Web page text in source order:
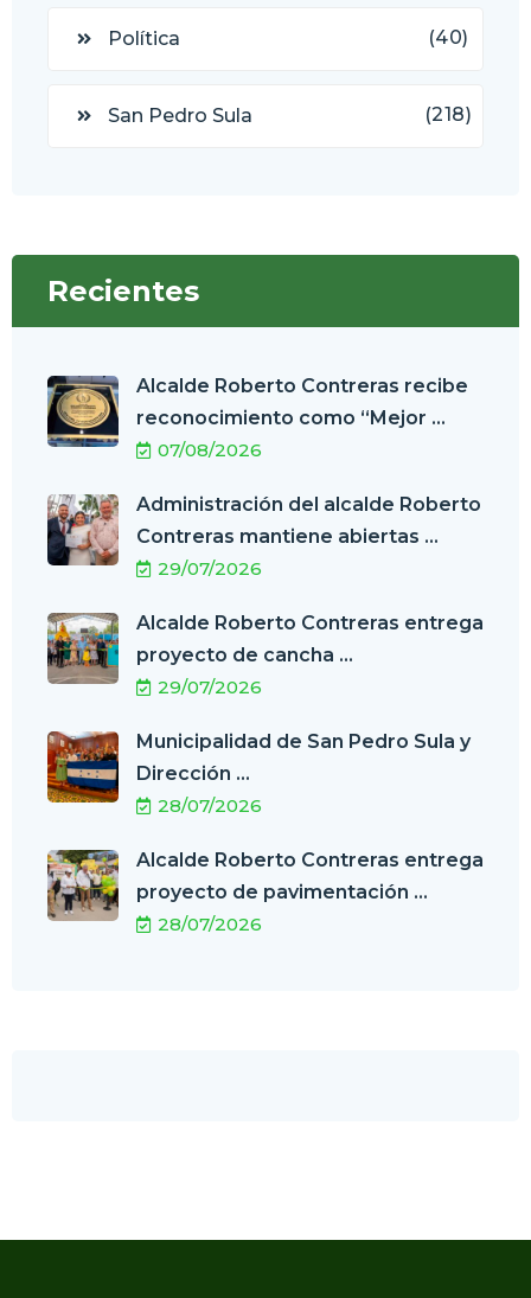
Política (40)
San Pedro Sula (218)
Recientes
Alcalde Roberto Contreras recibe
reconocimiento como “Mejor ...
07/08/2026
Administración del alcalde Roberto
Contreras mantiene abiertas ...
29/07/2026
Alcalde Roberto Contreras entrega
proyecto de cancha ...
29/07/2026
Municipalidad de San Pedro Sula y
Dirección ...
28/07/2026
Alcalde Roberto Contreras entrega
proyecto de pavimentación ...
28/07/2026